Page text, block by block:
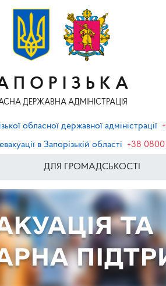
ДЕРЖАВНА АДМІНІСТРАЦІЯ
обласної державної адміністрації
в Запорізькій області
+38
ДЛЯ ГРОМАДСЬКОСТІ